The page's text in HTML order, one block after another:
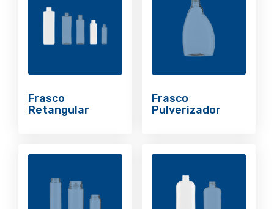
Frasco
Retangular
Frasco
Pulverizador